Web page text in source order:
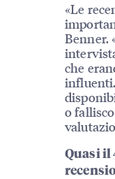
«Le
Benner.
che
o
Quasi il